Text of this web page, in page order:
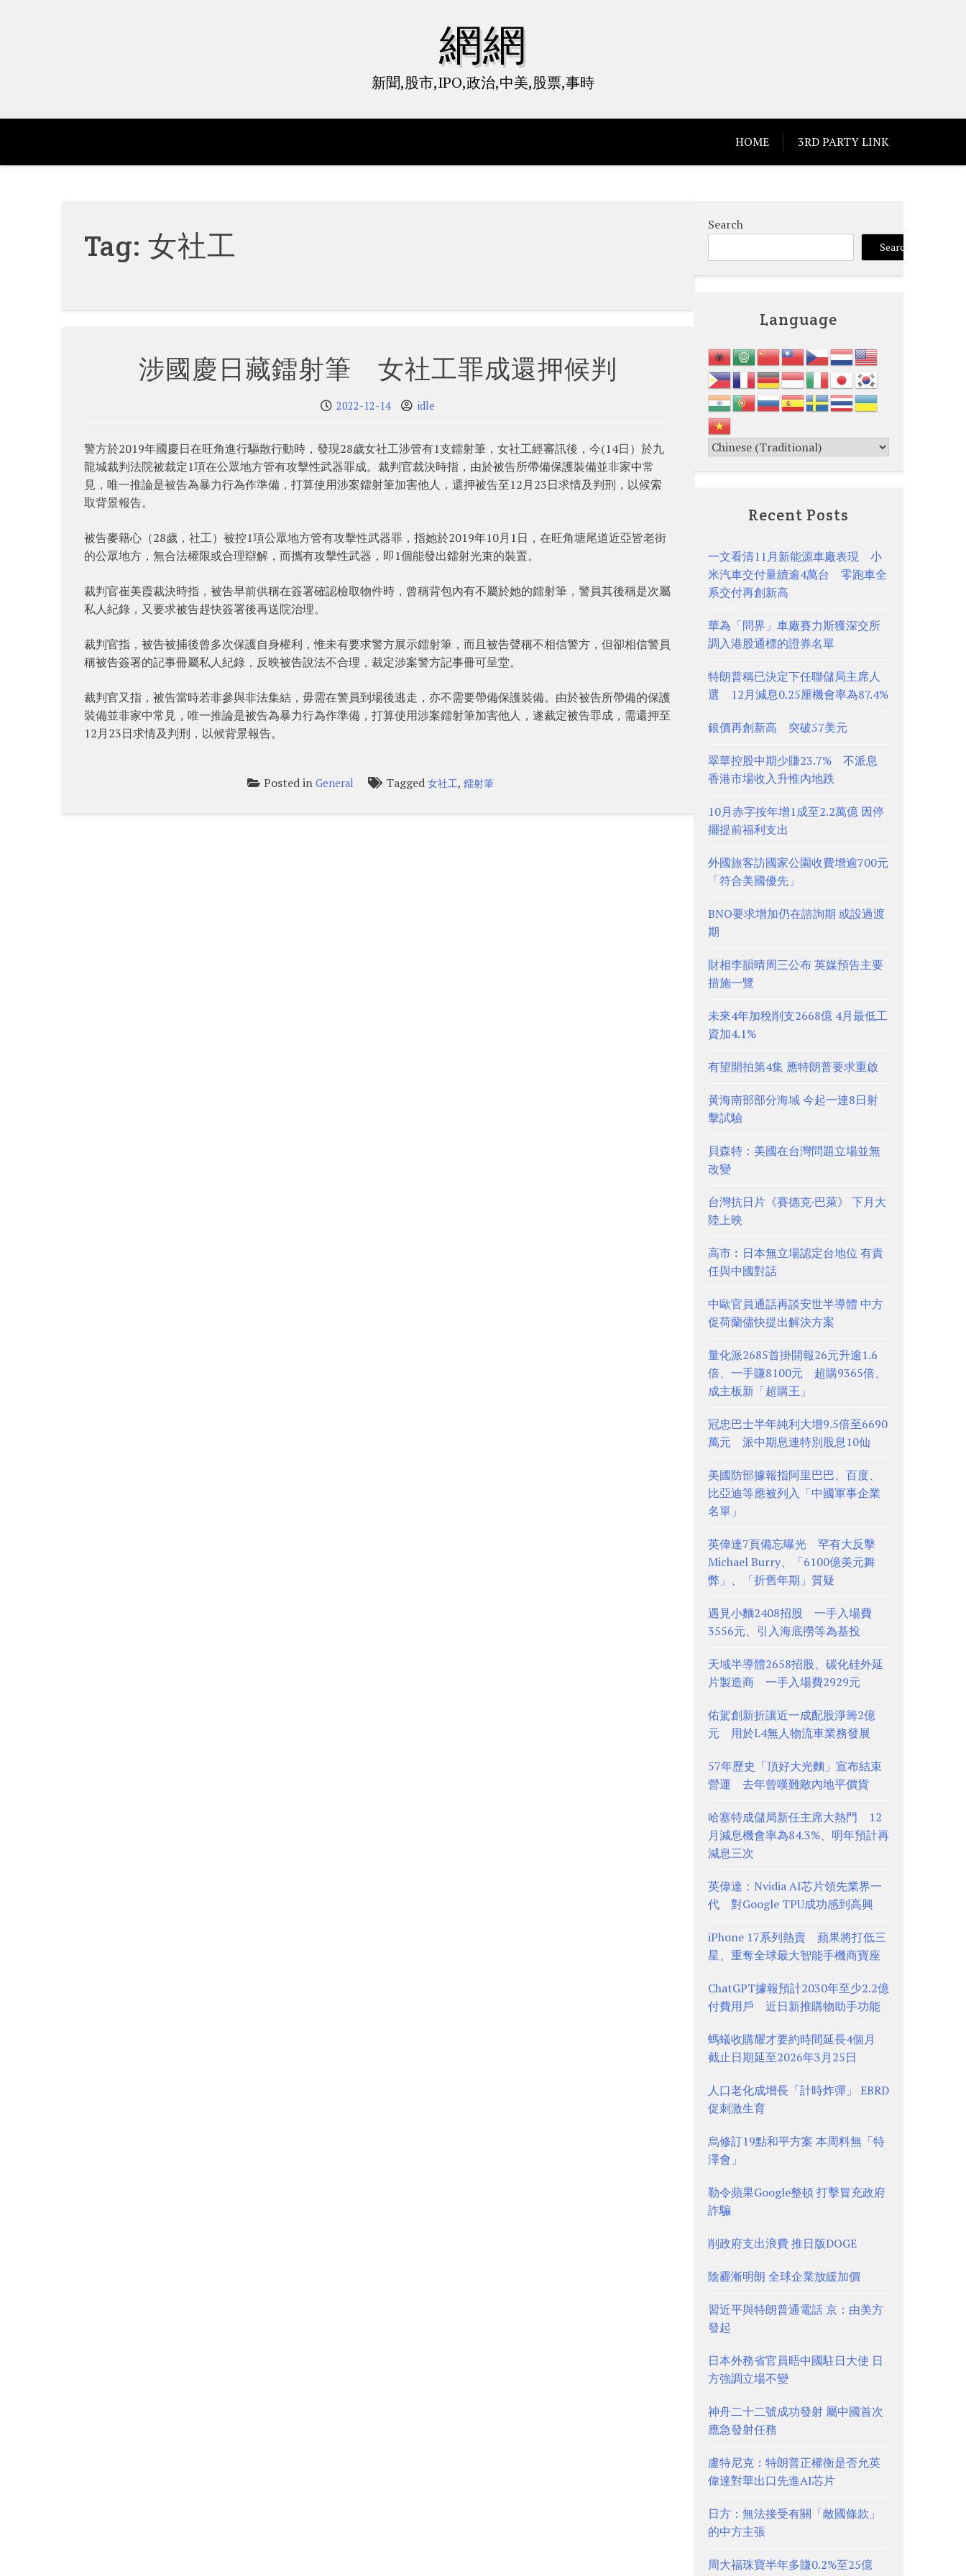
網網
新聞,股市,IPO,政治,中美,股票,事時
HOME 3RD PARTY LINK
Tag: 女社工
涉國慶日藏鐳射筆 女社工罪成還押候判
2022-12-14 idle
警方於2019年國慶日在旺角進行驅散行動時，發現28歲女社工涉管有1支鐳射筆，女社工經審訊後，今(14日）於九
龍城裁判法院被裁定1項在公眾地方管有攻擊性武器罪成。裁判官裁決時指，由於被告所帶備保護裝備並非家中常
見，唯一推論是被告為暴力行為作準備，打算使用涉案鐳射筆加害他人，還押被告至12月23日求情及判刑，以候索
取背景報告。
被告麥籍心（28歲，社工）被控1項公眾地方管有攻擊性武器罪，指她於2019年10月1日，在旺角塘尾道近亞皆老街
的公眾地方，無合法權限或合理辯解，而攜有攻擊性武器，即1個能發出鐳射光束的裝置。
裁判官崔美霞裁決時指，被告早前供稱在簽署確認檢取物件時，曾稱背包內有不屬於她的鐳射筆，警員其後稱是次屬
私人紀錄，又要求被告趕快簽署後再送院治理。
裁判官指，被告被捕後曾多次保護自身權利，惟未有要求警方展示鐳射筆，而且被告聲稱不相信警方，但卻相信警員
稱被告簽署的記事冊屬私人紀錄，反映被告說法不合理，裁定涉案警方記事冊可呈堂。
裁判官又指，被告當時若非參與非法集結，毋需在警員到場後逃走，亦不需要帶備保護裝備。由於被告所帶備的保護
裝備並非家中常見，唯一推論是被告為暴力行為作準備，打算使用涉案鐳射筆加害他人，遂裁定被告罪成，需還押至
12月23日求情及判刑，以候背景報告。
Posted inGeneral Tagged女社工,鐳射筆
Search
Search
Language
Recent Posts
一文看清11月新能源車廠表現 小
米汽車交付量續逾4萬台 零跑車全
系交付再創新高
華為「問界」車廠賽力斯獲深交所
調入港股通標的證券名單
特朗普稱已決定下任聯儲局主席人
選 12月減息0.25厘機會率為87.4%
銀價再創新高 突破57美元
翠華控股中期少賺23.7% 不派息
香港市場收入升惟內地跌
10月赤字按年增1成至2.2萬億 因停
擺提前福利支出
外國旅客訪國家公園收費增逾700元
「符合美國優先」
BNO要求增加仍在諮詢期 或設過渡
期
財相李韻晴周三公布 英媒預告主要
措施一覽
未來4年加稅削支2668億 4月最低工
資加4.1%
有望開拍第4集 應特朗普要求重啟
黃海南部部分海域 今起一連8日射
擊試驗
貝森特：美國在台灣問題立場並無
改變
台灣抗日片《賽德克·巴萊》 下月大
陸上映
高市︰日本無立場認定台地位 有責
任與中國對話
中歐官員通話再談安世半導體 中方
促荷蘭儘快提出解決方案
量化派2685首掛開報26元升逾1.6
倍、一手賺8100元 超購9365倍、
成主板新「超購王」
冠忠巴士半年純利大增9.5倍至6690
萬元 派中期息連特別股息10仙
美國防部據報指阿里巴巴、百度、
比亞迪等應被列入「中國軍事企業
名單」
英偉達7頁備忘曝光 罕有大反擊
Michael Burry、「6100億美元舞
弊」、「折舊年期」質疑
遇見小麵2408招股 一手入場費
3556元、引入海底撈等為基投
天域半導體2658招股、碳化硅外延
片製造商 一手入場費2929元
佑駕創新折讓近一成配股淨籌2億
元 用於L4無人物流車業務發展
57年歷史「頂好大光麵」宣布結束
營運 去年曾嘆難敵內地平價貨
哈塞特成儲局新任主席大熱門 12
月減息機會率為84.3%、明年預計再
減息三次
英偉達：Nvidia AI芯片領先業界一
代 對Google TPU成功感到高興
iPhone 17系列熱賣 蘋果將打低三
星、重奪全球最大智能手機商寶座
ChatGPT據報預計2030年至少2.2億
付費用戶 近日新推購物助手功能
螞蟻收購耀才要約時間延長4個月
截止日期延至2026年3月25日
人口老化成增長「計時炸彈」 EBRD
促刺激生育
烏修訂19點和平方案 本周料無「特
澤會」
勒令蘋果Google整頓 打擊冒充政府
詐騙
削政府支出浪費 推日版DOGE
陰霾漸明朗 全球企業放緩加價
習近平與特朗普通電話 京：由美方
發起
日本外務省官員晤中國駐日大使 日
方強調立場不變
神舟二十二號成功發射 屬中國首次
應急發射任務
盧特尼克：特朗普正權衡是否允英
偉達對華出口先進AI芯片
日方：無法接受有關「敵國條款」
的中方主張
周大福珠寶半年多賺0.2%至25億